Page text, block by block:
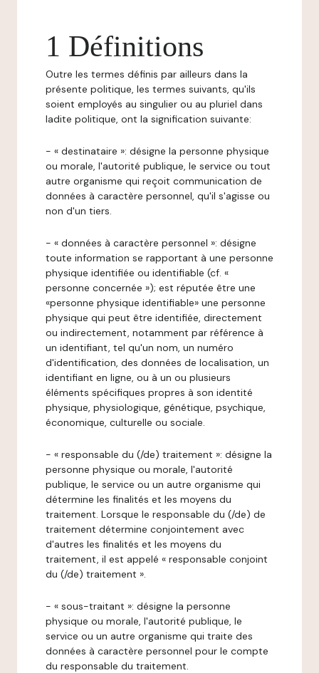
1 Définitions
Outre les termes définis par ailleurs dans la
présente politique, les termes suivants, qu'ils
soient employés au singulier ou au pluriel dans
ladite politique, ont la signification suivante:
- « destinataire »: désigne la personne physique
ou morale, l'autorité publique, le service ou tout
autre organisme qui reçoit communication de
données à caractère personnel, qu'il s'agisse ou
non d'un tiers.
- « données à caractère personnel »: désigne
toute information se rapportant à une personne
physique identifiée ou identifiable (cf. «
personne concernée »); est réputée être une
«personne physique identifiable» une personne
physique qui peut être identifiée, directement
ou indirectement, notamment par référence à
un identifiant, tel qu'un nom, un numéro
d'identification, des données de localisation, un
identifiant en ligne, ou à un ou plusieurs
éléments spécifiques propres à son identité
physique, physiologique, génétique, psychique,
économique, culturelle ou sociale.
- « responsable du (/de) traitement »: désigne la
personne physique ou morale, l'autorité
publique, le service ou un autre organisme qui
détermine les finalités et les moyens du
traitement. Lorsque le responsable du (/de) de
traitement détermine conjointement avec
d'autres les finalités et les moyens du
traitement, il est appelé « responsable conjoint
du (/de) traitement ».
- « sous-traitant »: désigne la personne
physique ou morale, l'autorité publique, le
service ou un autre organisme qui traite des
données à caractère personnel pour le compte
du responsable du traitement.